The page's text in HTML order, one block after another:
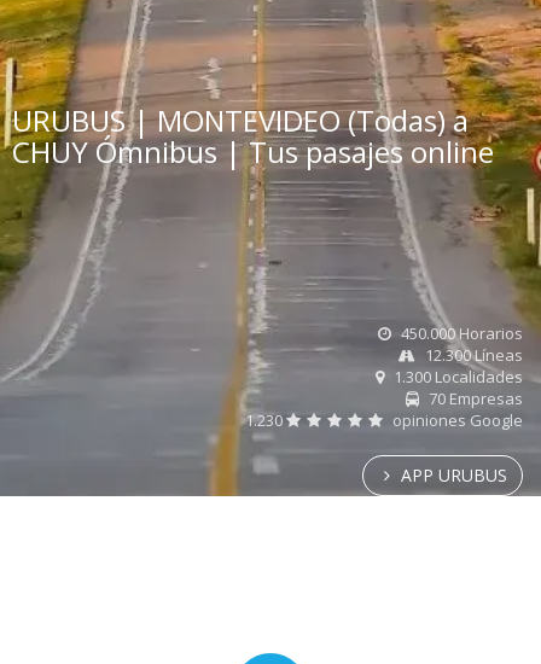
URUBUS | MONTEVIDEO (Todas) a
CHUY Ómnibus | Tus pasajes online
450.000 Horarios
12.300 Líneas
1.300 Localidades
70 Empresas
1.230
opiniones Google
APP URUBUS